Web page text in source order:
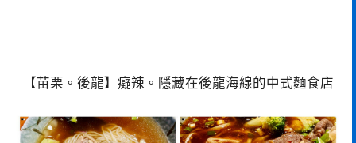
【苗栗。後龍】癡辣。隱藏在後龍海線的中式麵食店